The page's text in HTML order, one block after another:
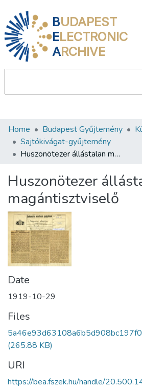
BUDAPEST
ELECTRONIC
ARCHIVE
Communities & Collections
All of DSpace
About us
Home Budapest Gyűjtemény
Sajtókivágat-gyűjtemény
Huszonötezer állástalan magántisztviselő
Huszonötezer
magántisztviselő
Date
1919-10-29
Files
(265.88 KB)
URI
https://bea.fszek.hu/handle/